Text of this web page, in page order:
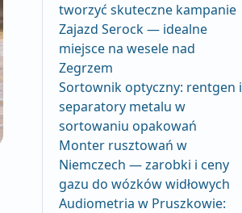
tworzyć skuteczne kampanie
Zajazd Serock — idealne
miejsce na wesele nad
Zegrzem
Sortownik optyczny: rentgen i
separatory metalu w
sortowaniu opakowań
Monter rusztowań w
Niemczech — zarobki i ceny
gazu do wózków widłowych
Audiometria w Pruszkowie: